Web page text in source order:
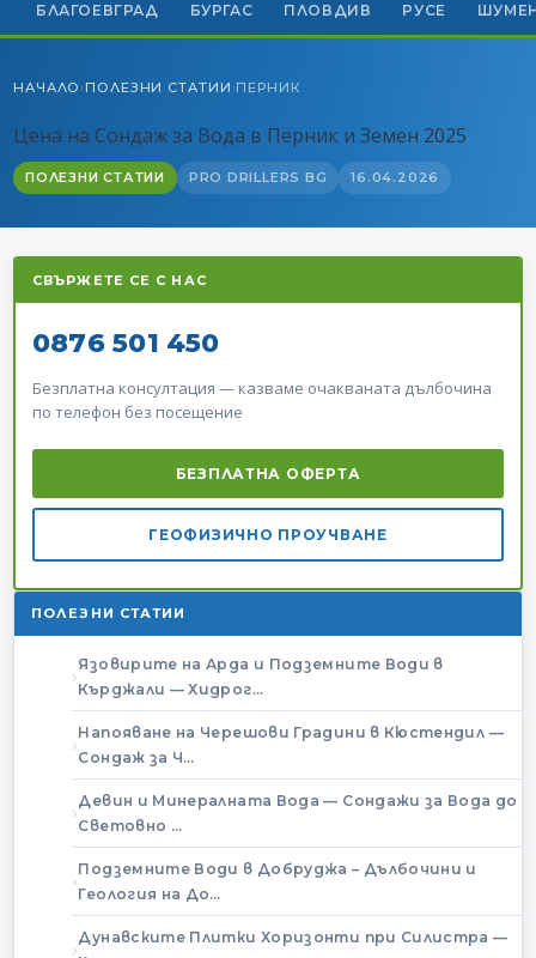
БЛАГОЕВГРАД БУРГАС ПЛОВДИВ РУСЕ
НАЧАЛО ›ПОЛЕЗНИ СТАТИИ ›ПЕРНИК
Цена на Сондаж за Вода в Перник и Земен 2025
ПОЛЕЗНИ СТАТИИ PRO DRILLERS BG 16.04.2026
СВЪРЖЕТЕ СЕ С НАС
0876 501 450
Безплатна консултация — казваме очакваната дълбочина
по телефон без посещение
БЕЗПЛАТНА ОФЕРТА
ГЕОФИЗИЧНО ПРОУЧВАНЕ
ПОЛЕЗНИ СТАТИИ
Язовирите на Арда и Подземните Води в
Кърджали — Хидрог…
Напояване на Черешови Градини в Кюстендил —
Сондаж за Ч…
Девин и Минералната Вода — Сондажи за Вода до
Световно …
Подземните Води в Добруджа – Дълбочини и
Геология на До…
Дунавските Плитки Хоризонти при Силистра —